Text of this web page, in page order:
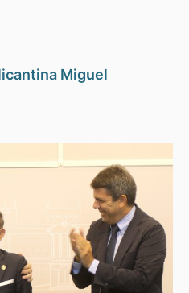
Miguel